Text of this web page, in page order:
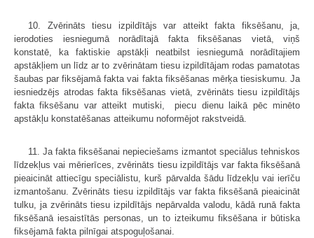
10. Zvērināts tiesu izpildītājs var atteikt fakta fiksēšanu, ja,
ierodoties iesniegumā norādītajā fakta fiksēšanas vietā, viņš
konstatē, ka faktiskie apstākļi neatbilst iesniegumā norādītajiem
apstākļiem un līdz ar to zvērinātam tiesu izpildītājam rodas pamatotas
šaubas par fiksējamā fakta vai fakta fiksēšanas mērķa tiesiskumu. Ja
iesniedzējs atrodas fakta fiksēšanas vietā, zvērināts tiesu izpildītājs
fakta fiksēšanu var atteikt mutiski, piecu dienu laikā pēc minēto
apstākļu konstatēšanas atteikumu noformējot rakstveidā.
11. Ja fakta fiksēšanai nepieciešams izmantot speciālus tehniskos
līdzekļus vai mērierīces, zvērināts tiesu izpildītājs var fakta fiksēšanā
pieaicināt attiecīgu speciālistu, kurš pārvalda šādu līdzekļu vai ierīču
izmantošanu. Zvērināts tiesu izpildītājs var fakta fiksēšanā pieaicināt
tulku, ja zvērināts tiesu izpildītājs nepārvalda valodu, kādā runā fakta
fiksēšanā iesaistītās personas, un to izteikumu fiksēšana ir būtiska
fiksējamā fakta pilnīgai atspoguļošanai.